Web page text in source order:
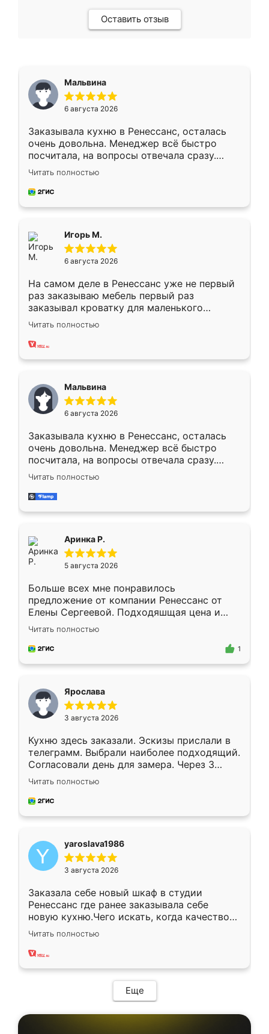
Оставить отзыв
Мальвина
6 августа 2026
Заказывала кухню в Ренессанс, осталась
очень довольна. Менеджер всё быстро
посчитала, на вопросы отвечала сразу.
Замерщик приехал в субботу, подошёл к
делу со всей ответственностью. Собрали
за день, ребята работали аккуратно, даже
Читать полностью
Игорь М.
6 августа 2026
На самом деле в Ренессанс уже не первый
раз заказываю мебель первый раз
заказывал кроватку для маленького
ребёнка при его рождении ,во второй раз
заказал шкаф-купе. По качеству очень
хорошее сборка достаточно быстрая,
меньше, здесь же он более разнообразный.
Мне нравится ,если что-то потребуется из
мебели буду заказывать только здесь.
Читать полностью
Мальвина
6 августа 2026
Заказывала кухню в Ренессанс, осталась
очень довольна. Менеджер всё быстро
посчитала, на вопросы отвечала сразу.
Замерщик приехал в субботу, подошёл к
делу со всей ответственностью. Собрали
за день, ребята работали аккуратно, даже
Читать полностью
Аринка Р.
5 августа 2026
Больше всех мне понравилось
предложение от компании Ренессанс от
Елены Сергеевой. Подходяшщая цена и
короткие сроки изготовления. Приехавший
для замера сотрудник Владислав
предложил по моему эскизу самый
Читать полностью
1
Ярослава
3 августа 2026
Кухню здесь заказали. Эскизы прислали в
телеграмм. Выбрали наиболее подходящий.
Согласовали день для замера. Через 3
недели кухня была уже готова. Остались
довольны работой. Спасибо Ренессанс
мебель за качественную работу!
Читать полностью
yaroslava1986
3 августа 2026
Заказала себе новый шкаф в студии
Ренессанс где ранее заказывала себе
новую кухню.Чего искать, когда качеством
вполне довольна. Служит кухня уже почти
два года, нареканий нет.
Читать полностью
Еще